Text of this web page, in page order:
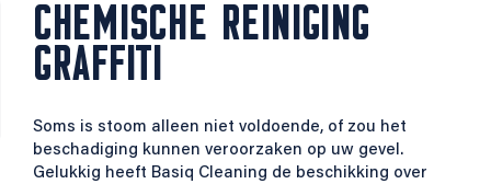
CHEMISCHE REINIGING
GRAFFITI
Soms is stoom alleen niet voldoende, of zou het
beschadiging kunnen veroorzaken op uw gevel.
Gelukkig heeft Basiq Cleaning de beschikking over